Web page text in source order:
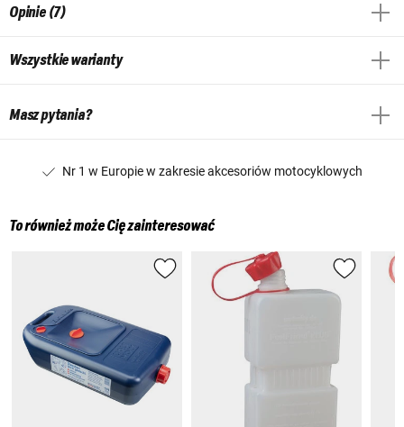
Opinie (7)
Wszystkie warianty
Masz pytania?
Nr 1 w Europie w zakresie akcesoriów motocyklowych
To również może Cię zainteresować